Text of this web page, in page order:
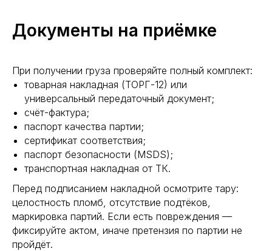
Документы на приёмке
При получении груза проверяйте полный комплект:
товарная накладная (ТОРГ-12) или
универсальный передаточный документ;
счёт-фактура;
паспорт качества партии;
сертификат соответствия;
паспорт безопасности (MSDS);
транспортная накладная от ТК.
Перед подписанием накладной осмотрите тару:
целостность пломб, отсутствие подтёков,
маркировка партий. Если есть повреждения —
фиксируйте актом, иначе претензия по партии не
пройдёт.